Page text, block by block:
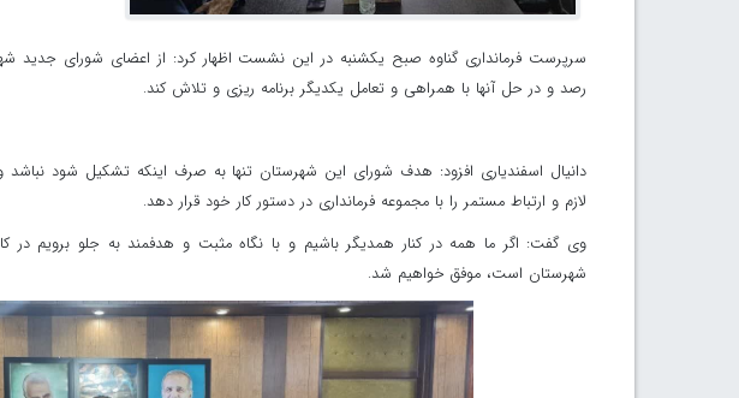
سرپرست فرمانداری گناوه صبح یکشنبه در این نشست اظهار کرد: از اعضای شورای جدید
رصد و در حل آنها با همراهی و تعامل یکدیگر برنامه ریزی و تلاش کند.
دانیال اسفندیاری افزود: هدف شورای این شهرستان تنها به صرف اینکه تشکیل شود
لازم و ارتباط مستمر را با مجموعه فرمانداری در دستور کار خود قرار دهد.
وی گفت: اگر ما همه در کنار همدیگر باشیم و با نگاه مثبت و هدفمند به جلو برویم در
شهرستان است، موفق خواهیم شد.